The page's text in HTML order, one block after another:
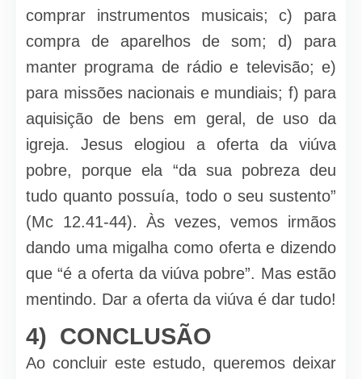
comprar instrumentos musicais; c) para
compra de aparelhos de som; d) para
manter programa de rádio e televisão; e)
para missões nacionais e mundiais; f) para
aquisição de bens em geral, de uso da
igreja. Jesus elogiou a oferta da viúva
pobre, porque ela “da sua pobreza deu
tudo quanto possuía, todo o seu sustento”
(Mc 12.41-44). Às vezes, vemos irmãos
dando uma migalha como oferta e dizendo
que “é a oferta da viúva pobre”. Mas estão
mentindo. Dar a oferta da viúva é dar tudo!
4) CONCLUSÃO
Ao concluir este estudo, queremos deixar